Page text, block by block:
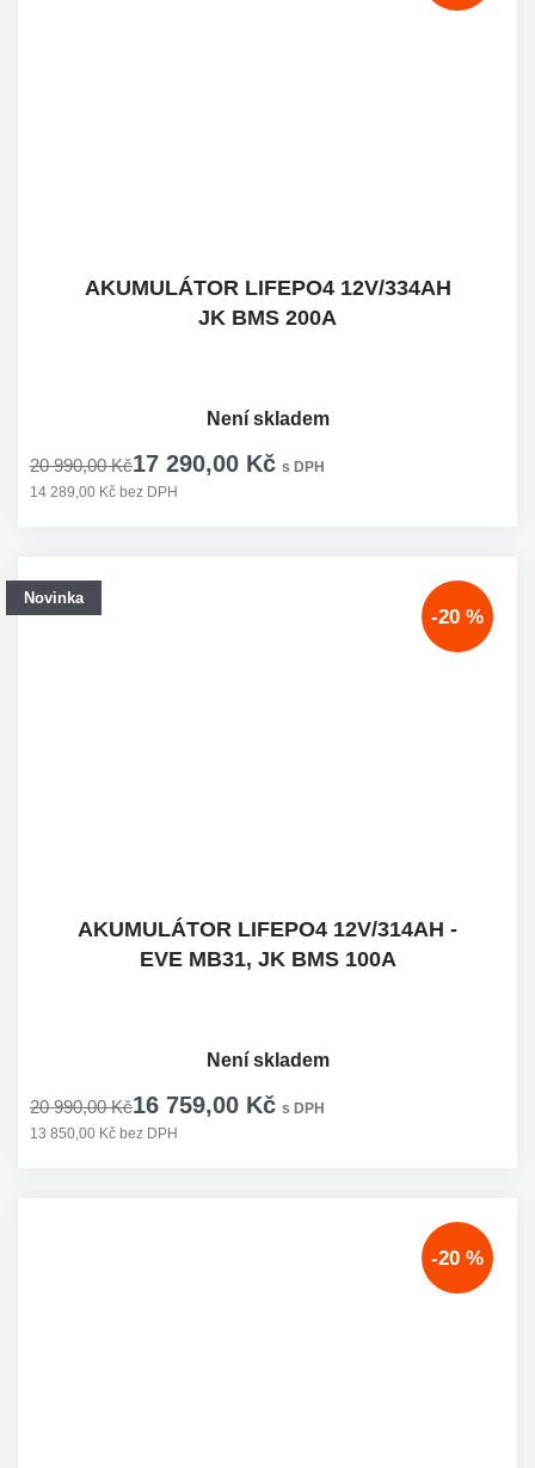
AKUMULÁTOR LIFEPO4 12V/334AH
JK BMS 200A
20 990,00 Kč17 290,00 Kč s DPH
14 289,00 Kč bez DPH
Není skladem
Novinka
-20 %
AKUMULÁTOR LIFEPO4 12V/314AH -
EVE MB31, JK BMS 100A
20 990,00 Kč16 759,00 Kč s DPH
13 850,00 Kč bez DPH
Není skladem
-20 %